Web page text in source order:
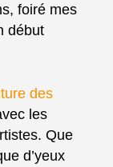
foiré mes
début
des
les
Que
d’yeux